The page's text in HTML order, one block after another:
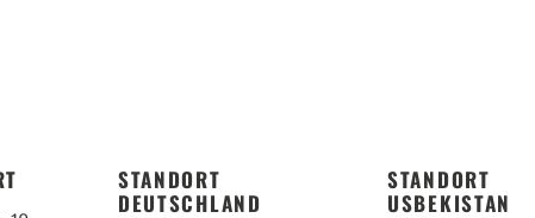
STANDORT
DEUTSCHLAND
STANDORT
USBEKISTAN